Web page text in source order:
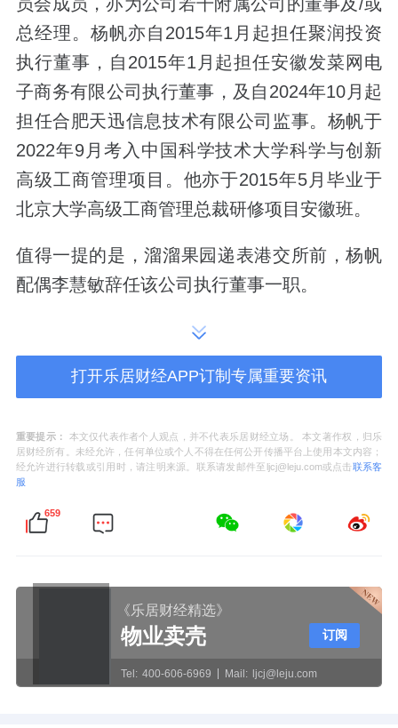
总经理。杨帆亦自2015年1月起担任聚润投资
执行董事，自2015年1月起担任安徽发菜网电
子商务有限公司执行董事，及自2024年10月起
担任合肥天迅信息技术有限公司监事。杨帆于
2022年9月考入中国科学技术大学科学与创新
高级工商管理项目。他亦于2015年5月毕业于
北京大学高级工商管理总裁研修项目安徽班。
值得一提的是，溜溜果园递表港交所前，杨帆
配偶李慧敏辞任该公司执行董事一职。
溜溜果园称，李慧敏自公司于2009年成立以来
一直积极参与公司的一般管理及财务事务。她
曾担任安徽溜溜梅的经理。她于2014年7月取
5月获上海证券交易所颁发董事会秘书资格证
书。董事会议决重组其组成，以提升企业管
治、加强董事会的集体技能及多元化背景及经
验，并支持公司下一阶段的策略发展。因此，
司董事职务。
打开乐居财经APP订制专属重要资讯
重要提示：
本文仅代表作者个人观点，并不代表乐居财经立场。 本文著作权，归乐
居财经所有。未经允许，任何单位或个人不得在任何公开传播平台上使用本文内容；
经允许进行转载或引用时，请注明来源。联系请发邮件至ljcj@leju.com或点击联系客
服
659
《乐居财经精选》
物业卖壳
Tel: 400-606-6969 Mail: ljcj@leju.com
订阅